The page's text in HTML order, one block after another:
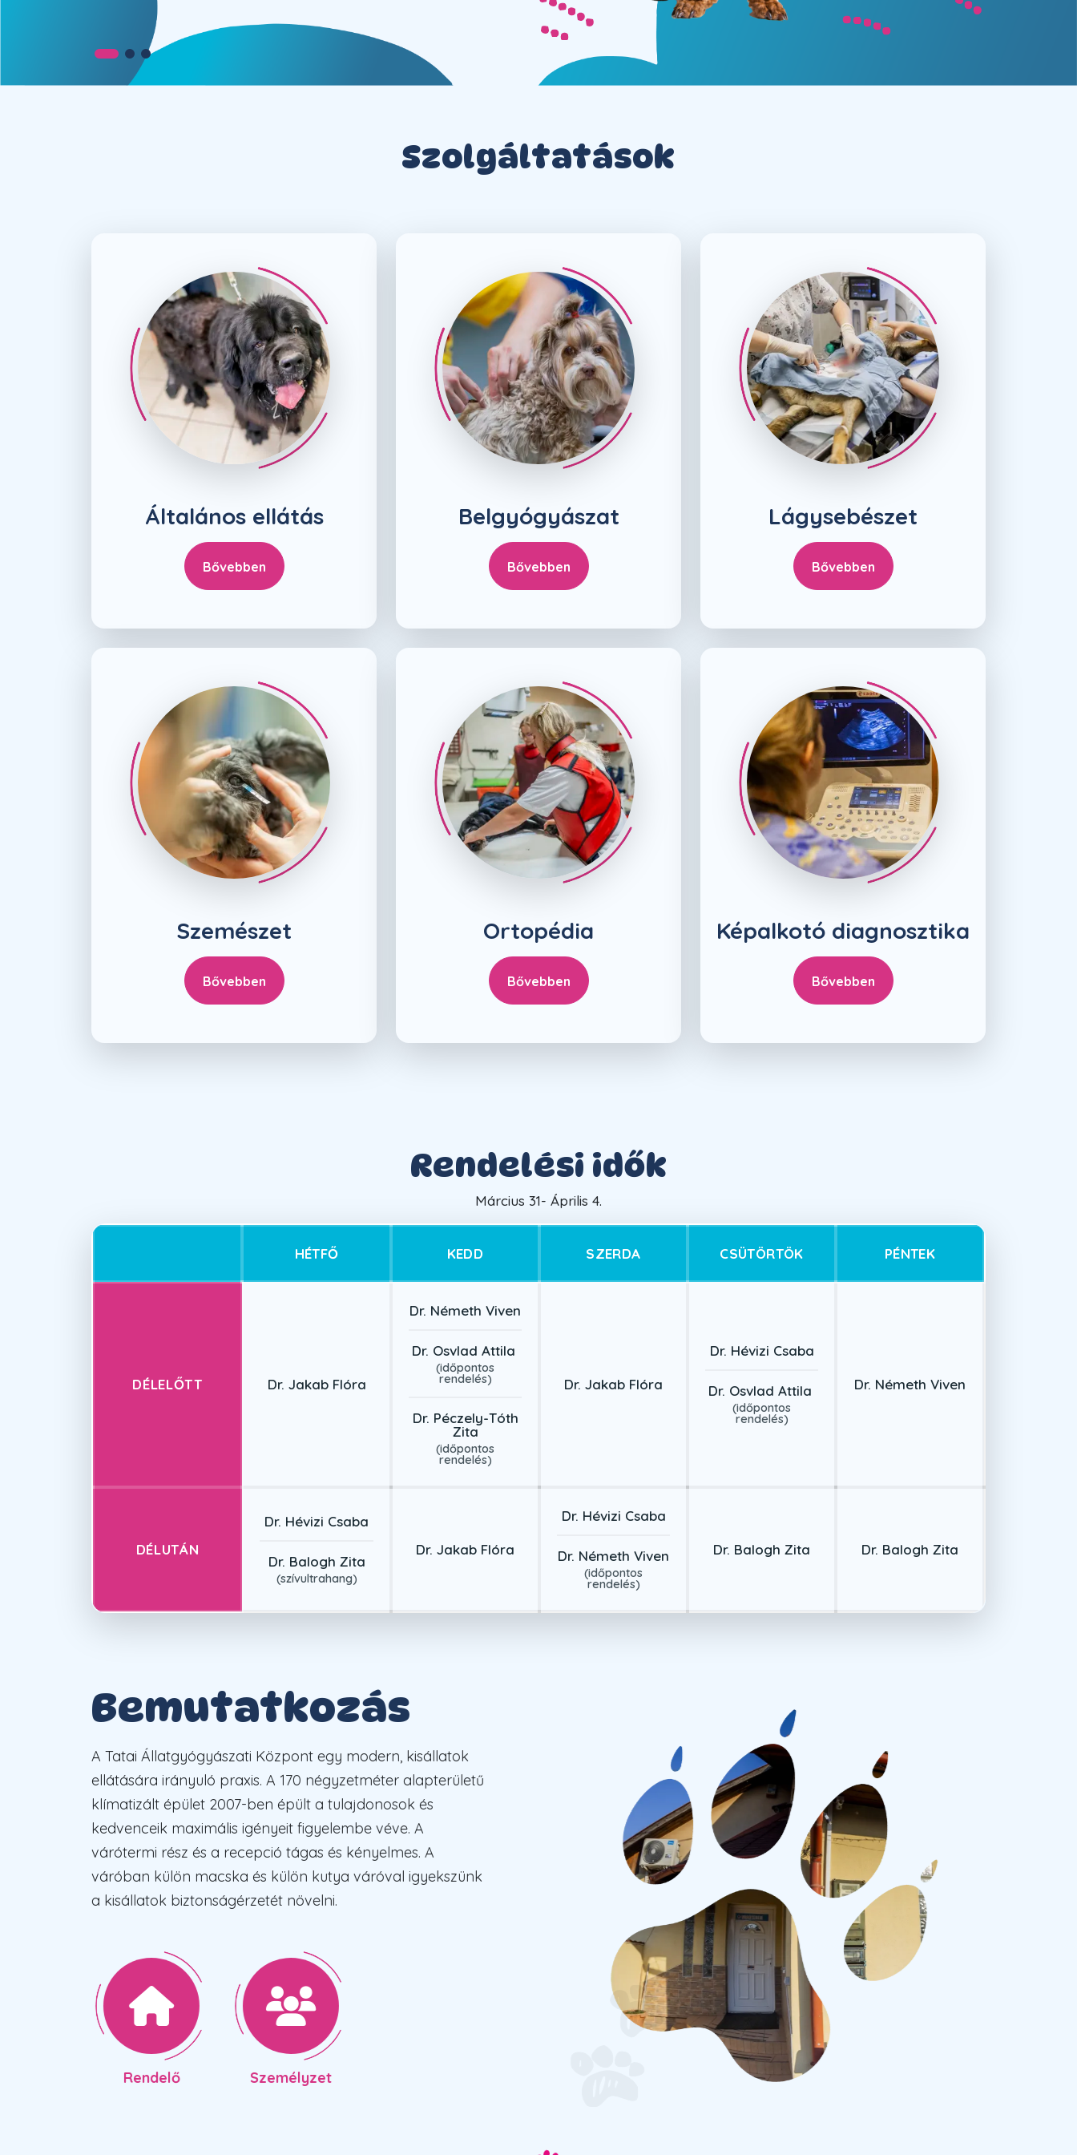
Szolgáltatások
Általános ellátás
Bővebben
Belgyógyászat
Bővebben
Lágysebészet
Bővebben
Szemészet
Bővebben
Ortopédia
Bővebben
Képalkotó diagnosztika
Bővebben
Rendelési idők
Március 31- Április 4.
HÉTFŐ KEDD SZERDA CSÜTÖRTÖK PÉNTEK
DÉLELŐTT Dr. Jakab Flóra
Dr. Németh Viven
Dr. Osvlad Attila
(időpontos
rendelés)
Dr. Péczely-Tóth
Zita
(időpontos
rendelés)
Dr. Jakab Flóra
Dr. Hévizi Csaba
Dr. Osvlad Attila
(időpontos
rendelés)
Dr. Németh Viven
DÉLUTÁN
Dr. Hévizi Csaba
Dr. Balogh Zita
(szívultrahang)
Dr. Jakab Flóra
Dr. Hévizi Csaba
Dr. Németh Viven
(időpontos
rendelés)
Dr. Balogh Zita Dr. Balogh Zita
Bemutatkozás
A Tatai Állatgyógyászati Központ egy modern, kisállatok
ellátására irányuló praxis. A 170 négyzetméter alapterületű
klímatizált épület 2007-ben épült a tulajdonosok és
kedvenceik maximális igényeit figyelembe véve. A
várótermi rész és a recepció tágas és kényelmes. A
váróban külön macska és külön kutya váróval igyekszünk
a kisállatok biztonságérzetét növelni.
Rendelő Személyzet